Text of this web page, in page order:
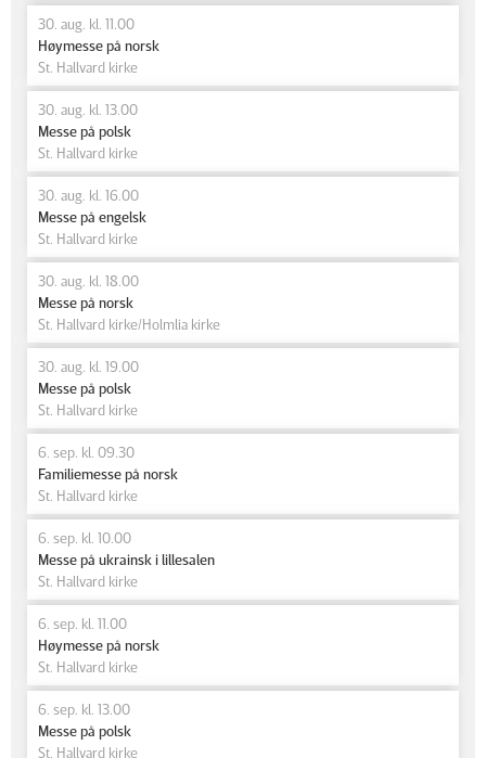
30. aug. kl. 11.00
Høymesse på norsk
St. Hallvard kirke
30. aug. kl. 13.00
Messe på polsk
St. Hallvard kirke
30. aug. kl. 16.00
Messe på engelsk
St. Hallvard kirke
30. aug. kl. 18.00
Messe på norsk
St. Hallvard kirke/Holmlia kirke
30. aug. kl. 19.00
Messe på polsk
St. Hallvard kirke
6. sep. kl. 09.30
Familiemesse på norsk
St. Hallvard kirke
6. sep. kl. 10.00
Messe på ukrainsk i lillesalen
St. Hallvard kirke
6. sep. kl. 11.00
Høymesse på norsk
St. Hallvard kirke
6. sep. kl. 13.00
Messe på polsk
St. Hallvard kirke